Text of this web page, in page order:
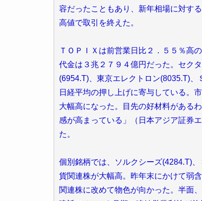
容だったこともあり、新年相場に対す
高値で取引を終えた。
ＴＯＰＩＸは前営業日比２．５５％高
代金は３兆２７９４億円だった。セク
(6954.T)、東京エレクトロン(8035.T)
日経平均の押し上げに寄与している。
大幅高になった。目先の好材料がある
感が高まっている」（日本アジア証券
た。
個別銘柄では、ソルクシーズ(4284.T)
貨関連株が大幅高。昨年末にかけて弱
関連株に改めて物色が向かった。半面